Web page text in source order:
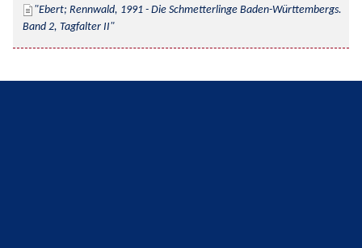
Ebert; Rennwald, 1991 - Die Schmetterlinge Baden-Württembergs.
Band 2, Tagfalter II